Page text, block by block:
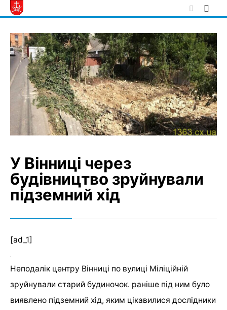
Skip
to
У Вінниці через
будівництво зруйнували
підземний хід
[ad_1]
Неподалік центру Вінниці по вулиці Міліційній
зруйнували старий будиночок. раніше під ним було
виявлено підземний хід, яким цікавилися дослідники